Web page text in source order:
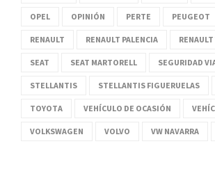
OPEL OPINIÓN PERTE PEUGEOT
RENAULT RENAULT PALENCIA
SEAT SEAT MARTORELL SEGURIDAD
STELLANTIS STELLANTIS FIGUERUELAS
TOYOTA VEHÍCULO DE OCASIÓN
VOLKSWAGEN VOLVO VW NAVARRA